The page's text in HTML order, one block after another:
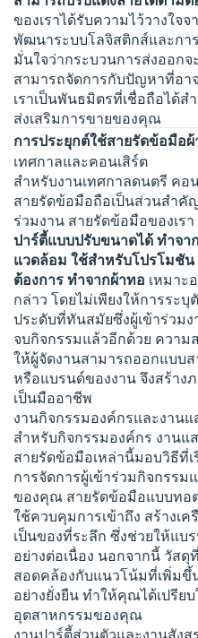
ของเราได้รับความไว้วางใจ
พัฒนาระบบโลจิสติกส์และกา
มั่นใจว่ากระบวนการส่งออกจ
สามารถจัดการกับปัญหาที่อา
เราเป็นพันธมิตรที่เชื่อถือได้
ส่งเสริมการขายของคุณ
การประยุกต์ใช้สายรัดข้อมือ
เทศกาลและคอนเสิร์ต
สำหรับงานเทศกาลดนตรี คอ
สายรัดข้อมือถือเป็นส่วนสำคั
ร่วมงาน สายรัดข้อมือของเรา
ปาร์ตี้แบบปรับขนาดได้ ทำจ
แวดล้อม ใช้สำหรับโปรโมชั
ต้องการ ทำจากผ้าทอ เหมาะ
กล่าว โดยไม่เพียงให้การระ
ประดับที่ทันสมัยซึ่งผู้เข้าร่วม
จบกิจกรรมแล้วอีกด้วย ความ
ให้ผู้จัดงานสามารถออกแบบ
หรือแบรนด์ของงาน จึงสร้า
เป็นมืออาชีพ
งานกิจกรรมองค์กรและงาน
สำหรับกิจกรรมองค์กร งานแ
สายรัดข้อมือเหล่านี้มอบวิธีที่
การจัดการผู้เข้าร่วมกิจกรร
ของคุณ สายรัดข้อมือแบบทอ
ใช้ควบคุมการเข้าถึง สร้างเ
เป็นของที่ระลึก ซึ่งช่วยให้แ
อย่างต่อเนื่อง นอกจากนี้ วัส
สอดคล้องกับแนวโน้มที่เพิ่มขึ้
อย่างยั่งยืน ทำให้คุณได้เปรีย
อุตสาหกรรมของคุณ